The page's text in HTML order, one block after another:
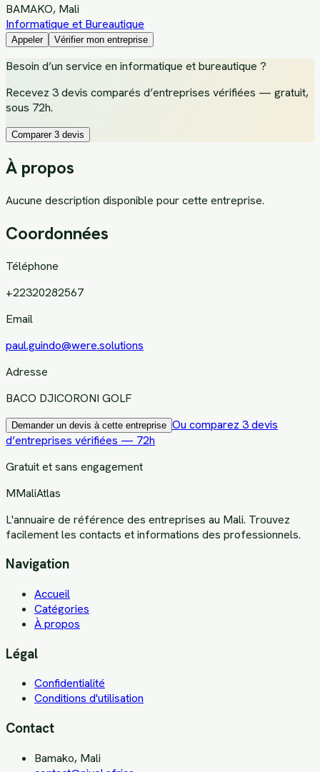
BAMAKO, Mali
Informatique et Bureautique
Appeler Vérifier mon entreprise
Besoin d’un service en informatique et bureautique ?
Recevez 3 devis comparés d’entreprises vérifiées — gratuit,
sous 72h.
Comparer 3 devis
À propos
Aucune description disponible pour cette entreprise.
Coordonnées
Téléphone
+22320282567
Email
paul.guindo@were.solutions
Adresse
BACO DJICORONI GOLF
Demander un devis à cette entreprise Ou comparez 3 devis
d’entreprises vérifiées — 72h
Gratuit et sans engagement
MMaliAtlas
L'annuaire de référence des entreprises au Mali. Trouvez
facilement les contacts et informations des professionnels.
Navigation
Accueil
Catégories
À propos
Légal
Confidentialité
Conditions d'utilisation
Contact
Bamako, Mali